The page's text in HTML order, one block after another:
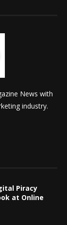
News with
industry.
Piracy
at Online